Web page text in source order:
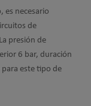
es necesario
de
presión de
6 bar, duración
para este tipo de